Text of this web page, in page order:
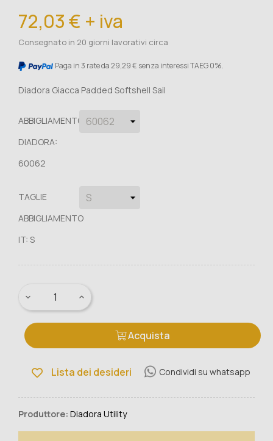
72,03 € + iva
Consegnato in 20 giorni lavorativi circa
Paga in 3 rate da 29,29 € senza interessi TAEG 0%.
Diadora Giacca Padded Softshell Sail
ABBIGLIAMENTO
DIADORA:
60062
TAGLIE
ABBIGLIAMENTO
IT: S
Acquista
Lista dei desideri Condividi su whatsapp
Produttore: Diadora Utility